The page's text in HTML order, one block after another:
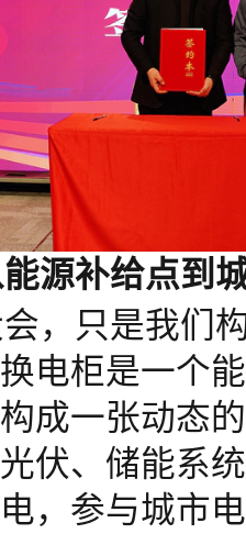
源补给点到
，只是我们
电柜是一个
成一张动态
伏、储能系
，参与城市